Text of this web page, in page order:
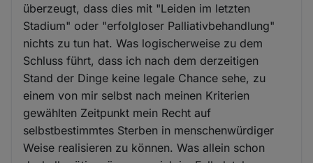
überzeugt, dass dies mit "Leiden im letzten
Stadium" oder "erfolgloser Palliativbehandlung"
nichts zu tun hat. Was logischerweise zu dem
Schluss führt, dass ich nach dem derzeitigen
Stand der Dinge keine legale Chance sehe, zu
einem von mir selbst nach meinen Kriterien
gewählten Zeitpunkt mein Recht auf
selbstbestimmtes Sterben in menschenwürdiger
Weise realisieren zu können. Was allein schon